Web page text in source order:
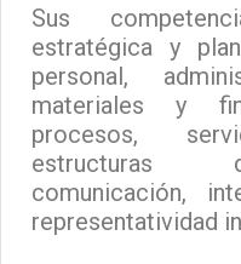
Sus
estratégica y
personal,
materiales y
procesos,
estructuras
comunicación,
representatividad